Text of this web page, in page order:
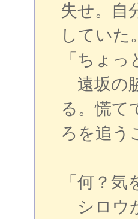
失せ。自
していた。
「ちょっ
遠坂の
る。慌て
ろを追う
「何？
シロウ